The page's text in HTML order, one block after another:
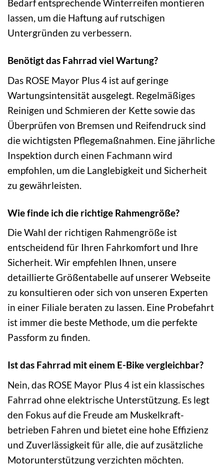
Bedarf entsprechende Winterreifen montieren
lassen, um die Haftung auf rutschigen
Untergründen zu verbessern.
Benötigt das Fahrrad viel Wartung?
Das ROSE Mayor Plus 4 ist auf geringe
Wartungsintensität ausgelegt. Regelmäßiges
Reinigen und Schmieren der Kette sowie das
Überprüfen von Bremsen und Reifendruck sind
die wichtigsten Pflegemaßnahmen. Eine jährliche
Inspektion durch einen Fachmann wird
empfohlen, um die Langlebigkeit und Sicherheit
zu gewährleisten.
Wie finde ich die richtige Rahmengröße?
Die Wahl der richtigen Rahmengröße ist
entscheidend für Ihren Fahrkomfort und Ihre
Sicherheit. Wir empfehlen Ihnen, unsere
detaillierte Größentabelle auf unserer Webseite
zu konsultieren oder sich von unseren Experten
in einer Filiale beraten zu lassen. Eine Probefahrt
ist immer die beste Methode, um die perfekte
Passform zu finden.
Ist das Fahrrad mit einem E-Bike vergleichbar?
Nein, das ROSE Mayor Plus 4 ist ein klassisches
Fahrrad ohne elektrische Unterstützung. Es legt
den Fokus auf die Freude am Muskelkraft-
betrieben Fahren und bietet eine hohe Effizienz
und Zuverlässigkeit für alle, die auf zusätzliche
Motorunterstützung verzichten möchten.